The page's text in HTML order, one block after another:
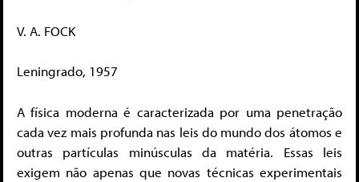
V. A. FOCK
Leningrado, 1957
A física moderna é caracterizada por uma penetração
cada vez mais profunda nas leis do mundo dos átomos e
outras partículas minúsculas da matéria. Essas leis
exigem não apenas que novas técnicas experimentais